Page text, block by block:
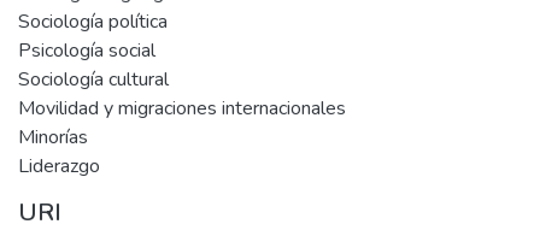
Sociología política
Psicología social
Sociología cultural
Movilidad y migraciones internacionales
Minorías
Liderazgo
URI